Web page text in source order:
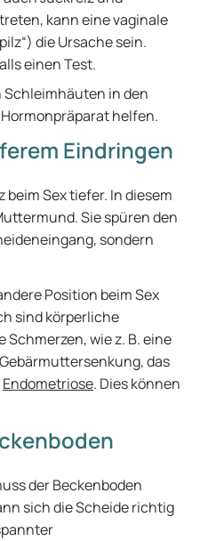
kann eine vaginale
die Ursache sein.
einen Test.
in den
helfen.
Eindringen
Sex tiefer. In diesem
Sie spüren den
sondern
Position beim Sex
sind körperliche
Schmerzen, wie z. B. eine
das
Endometriose. Dies können
der Beckenboden
sich die Scheide richtig